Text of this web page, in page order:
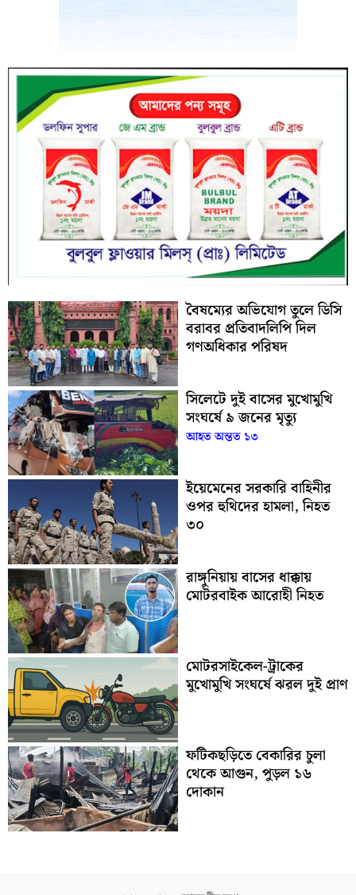
বৈষম্যের অভিযোগ তুলে ডিসি
বরাবর প্রতিবাদলিপি দিল
গণঅধিকার পরিষদ
সিলেটে দুই বাসের মুখোমুখি
সংঘর্ষে ৯ জনের মৃত্যু
আহত অন্তত ১৩
ইয়েমেনের সরকারি বাহিনীর
ওপর হুথিদের হামলা, নিহত
৩০
রাঙ্গুনিয়ায় বাসের ধাক্কায়
মোটরবাইক আরোহী নিহত
মোটরসাইকেল-ট্রাকের
মুখোমুখি সংঘর্ষে ঝরল দুই প্রাণ
ফটিকছড়িতে বেকারির চুলা
থেকে আগুন, পুড়ল ১৬
দোকান